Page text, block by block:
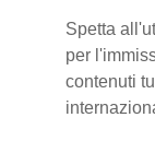
Spetta
per
contenuti